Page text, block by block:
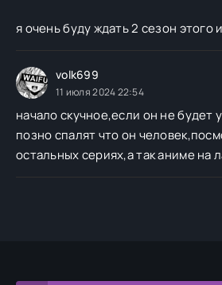
я очень буду ждать 2 сезон этого
volk699
11 июля 2024 22:54
начало скучное,если он не будет
позно спалят что он
остальных сериях,а так аниме на